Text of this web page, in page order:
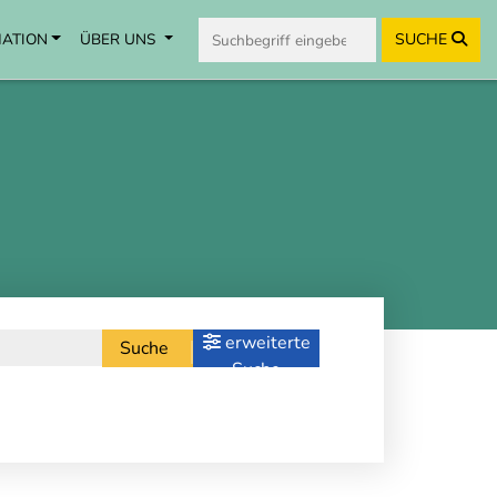
ÜBER UNS SUCHE
Suche
erweiterte
Suche